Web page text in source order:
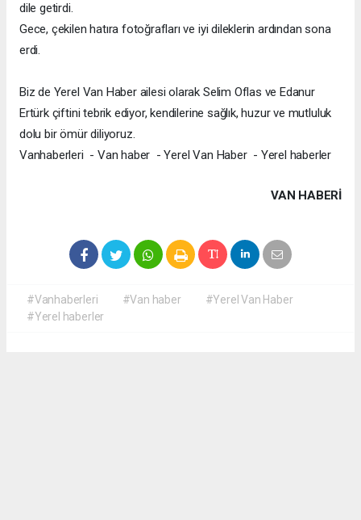
dile getirdi.
Gece, çekilen hatıra fotoğrafları ve iyi dileklerin ardından sona
erdi.
Biz de Yerel Van Haber ailesi olarak Selim Oflas ve Edanur
Ertürk çiftini tebrik ediyor, kendilerine sağlık, huzur ve mutluluk
dolu bir ömür diliyoruz.
Vanhaberleri - Van haber - Yerel Van Haber - Yerel haberler
VAN HABERİ
#Vanhaberleri #Van haber
#Yerel Van Haber
#Yerel haberler